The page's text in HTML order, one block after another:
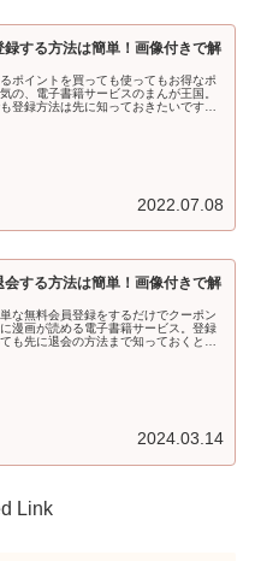
録する方法は簡単！画像付きで解
ポイントを買っても使ってもお得なポ
の、電子書籍サービスのまんが王国。
登録方法は先に知っておきたいですよ
2022.07.08
会する方法は簡単！画像付きで解
な無料会員登録をするだけでクーポン
漫画が読める電子書籍サービス。登録
も先に退会の方法まで知っておくと安
2024.03.14
Link